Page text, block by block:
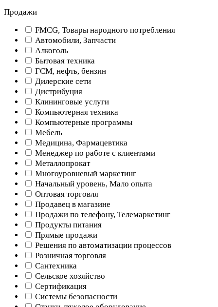
Продажи
FMCG, Товары народного потребления
Автомобили, Запчасти
Алкоголь
Бытовая техника
ГСМ, нефть, бензин
Дилерские сети
Дистрибуция
Клининговые услуги
Компьютерная техника
Компьютерные программы
Мебель
Медицина, Фармацевтика
Менеджер по работе с клиентами
Металлопрокат
Многоуровневый маркетинг
Начальный уровень, Мало опыта
Оптовая торговля
Продавец в магазине
Продажи по телефону, Телемаркетинг
Продукты питания
Прямые продажи
Решения по автоматизации процессов
Розничная торговля
Сантехника
Сельское хозяйство
Сертификация
Системы безопасности